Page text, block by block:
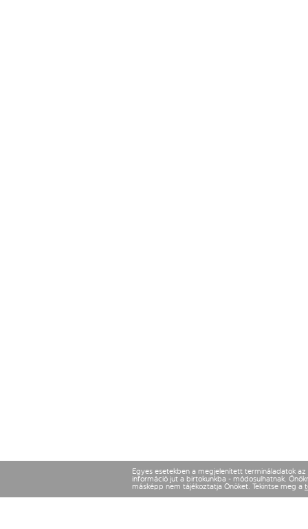
Egyes esetekben a megjelenített termináladatok
információ jut a birtokunkba - módosulhatnak.
másképp nem tájékoztatja Önöket. Tekintse meg a